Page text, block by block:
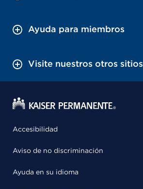
Ayuda para miembros
Visite nuestros otros sitios
Accesibilidad
Aviso de no discriminación
Ayuda en su idioma